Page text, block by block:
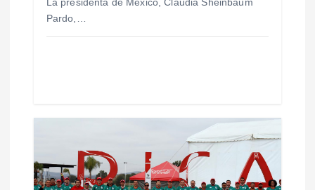
s
La presidenta de México, Claudia Sheinbaum
Pardo,…